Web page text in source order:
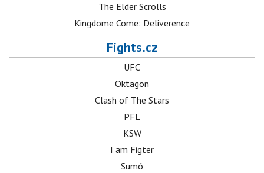
The Elder Scrolls
Kingdome Come: Deliverence
Fights.cz
UFC
Oktagon
Clash of The Stars
PFL
KSW
I am Figter
Sumó